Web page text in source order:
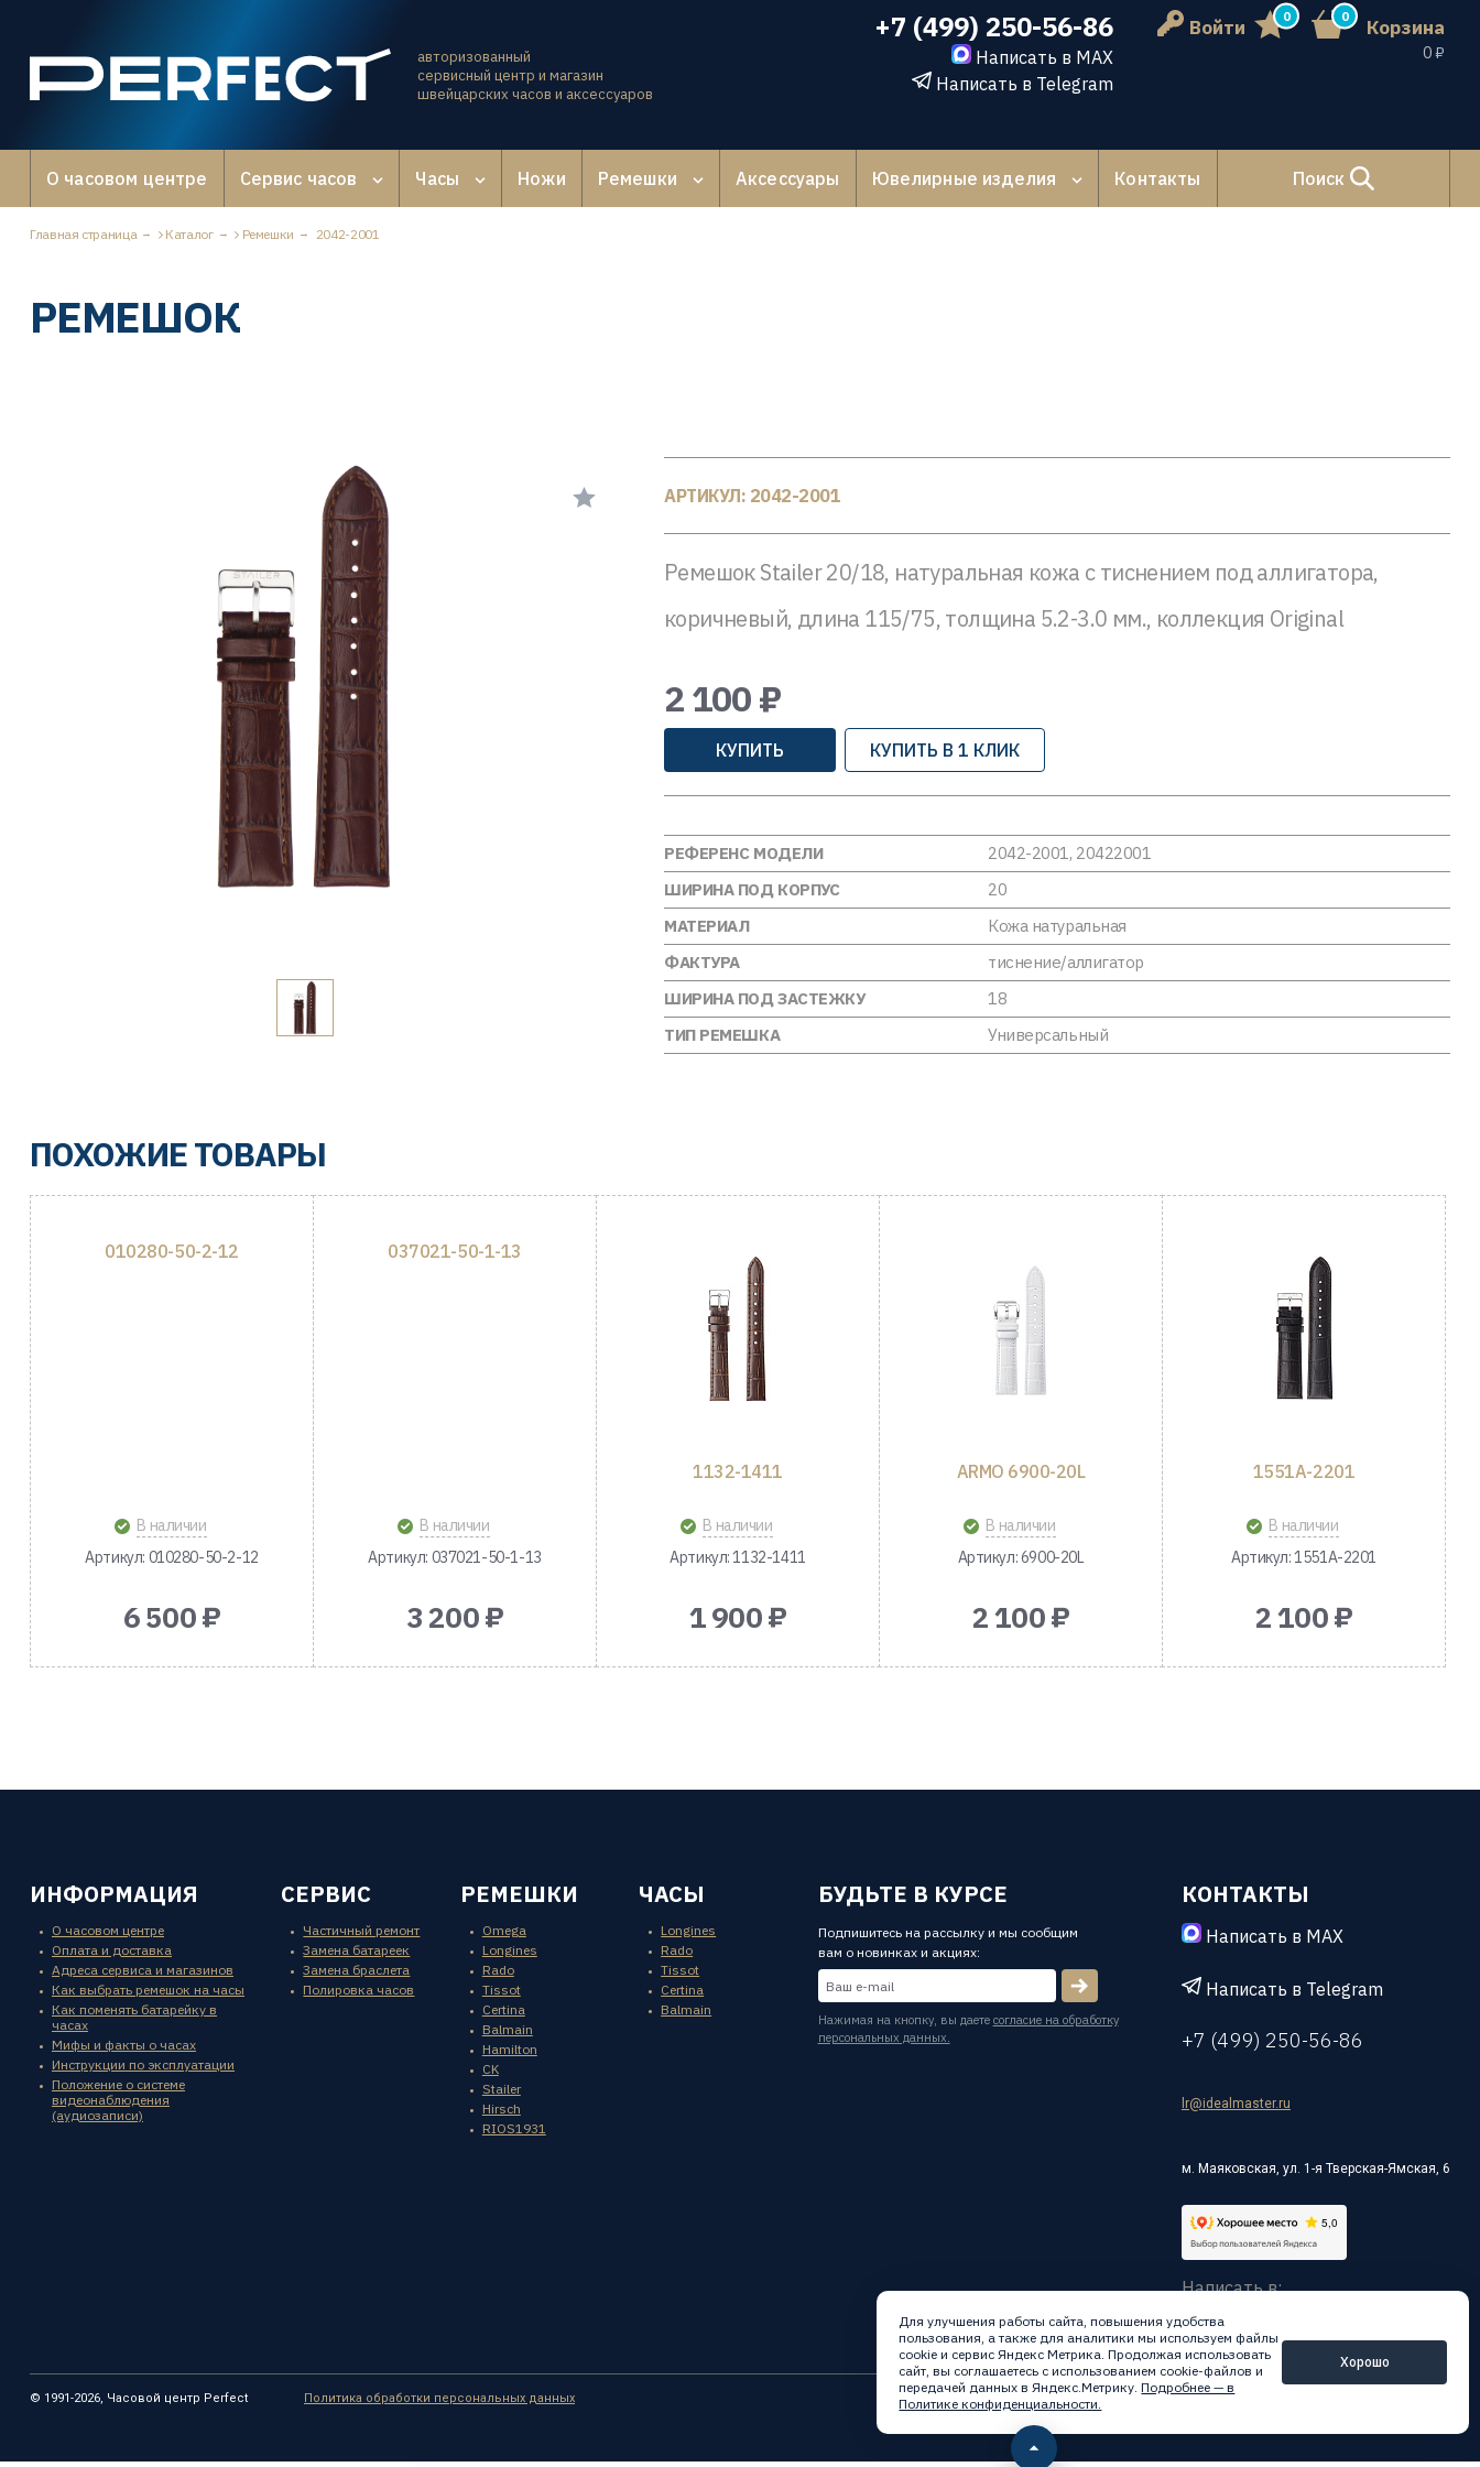
авторизованный
сервисный центр и магазин
швейцарских часов и аксессуаров
+7 (499) 250-56-86
Написать в MAX
Написать в Telegram
Войти 0 0 Корзина
0 ₽
О часовом центре Сервис часов Часы Ножи Ремешки Аксессуары Ювелирные изделия Контакты Поиск
Главная страница Каталог Ремешки 2042-2001
РЕМЕШОК
АРТИКУЛ: 2042-2001
Ремешок Stailer 20/18, натуральная кожа с тиснением под аллигатора,
коричневый, длина 115/75, толщина 5.2-3.0 мм., коллекция Original
2 100 ₽
КУПИТЬ КУПИТЬ В 1 КЛИК
РЕФЕРЕНС МОДЕЛИ
2042-2001, 20422001
ШИРИНА ПОД КОРПУС
20
МАТЕРИАЛ
Кожа натуральная
ФАКТУРА
тиснение/аллигатор
ШИРИНА ПОД ЗАСТЕЖКУ
18
ТИП РЕМЕШКА
Универсальный
ПОХОЖИЕ ТОВАРЫ
010280-50-2-12
В наличии
Артикул: 010280-50-2-12
6 500 ₽
037021-50-1-13
В наличии
Артикул: 037021-50-1-13
3 200 ₽
1132-1411
В наличии
Артикул: 1132-1411
1 900 ₽
ARMO 6900-20L
В наличии
Артикул: 6900-20L
2 100 ₽
1551A-2201
В наличии
Артикул: 1551A-2201
2 100 ₽
ИНФОРМАЦИЯ
О часовом центре
Оплата и доставка
Адреса сервиса и магазинов
Как выбрать ремешок на часы
Как поменять батарейку в
часах
Мифы и факты о часах
Инструкции по эксплуатации
Положение о системе
видеонаблюдения
(аудиозаписи)
СЕРВИС
Частичный ремонт
Замена батареек
Замена браслета
Полировка часов
РЕМЕШКИ
Omega
Longines
Rado
Tissot
Certina
Balmain
Hamilton
CK
Stailer
Hirsch
RIOS1931
ЧАСЫ
Longines
Rado
Tissot
Certina
Balmain
БУДЬТЕ В КУРСЕ
Подпишитесь на рассылку и мы сообщим
вам о новинках и акциях:
Нажимая на кнопку, вы даете согласие на обработку
персональных данных.
КОНТАКТЫ
Написать в MAX
Написать в Telegram
+7 (499) 250-56-86
lr@idealmaster.ru
м. Маяковская, ул. 1-я Тверская-Ямская, 6
Написать в:
© 1991-2026, Часовой центр Perfect Политика обработки персональных данных
Для улучшения работы сайта, повышения удобства
пользования, а также для аналитики мы используем файлы
cookie и сервис Яндекс Метрика. Продолжая использовать
сайт, вы соглашаетесь с использованием cookie-файлов и
передачей данных в Яндекс.Метрику.Подробнее — в
Политике конфиденциальности.
Хорошо